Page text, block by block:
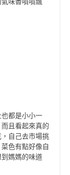
味香噴噴飄
都是小小一
且看起來真的
自己去市場挑
色有點好像自
媽媽的味道